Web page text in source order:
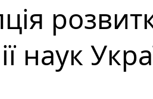
наук